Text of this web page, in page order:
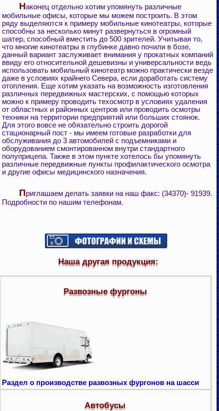
Наконец отдельно хотим упомянуть различные
мобильные офисы, которые мы можем построить. В этом
ряду выделяются к примеру мобильные кинотеатры, которые
способны за несколько минут развернуться в огромный
шатер, способный вместить до 500 зрителей. Учитывая то,
что многие кинотеатры в глубинке давно почили в бозе,
данный вариант заслуживает внимания у прокатных компаний
ввиду его относительной дешевизны и универсальности ведь
использовать мобильный кинотеатр можно практически везде
даже в условиях крайнего Севера, если доработать систему
отопления. Еще хотим указать на возможность изготовления
различных передвижных мастерских, с помощью которых
можно к примеру проводить техосмотр в условиях удаления
от областных и районных центров или проводить осмотры
техники на территории предприятий или больших стоянок.
Для этого вовсе не обязательно строить дорогой
стационарный пост - мы имеем готовые разработки для
обслуживания до 3 автомобилей с подъемниками и
оборудованием смонтированном внутри стандартного
полуприцепа. Также в этом пункте хотелось бы упомянуть
различные передвижные пункты профилактического осмотра
и другие офисы медицинского назначения.
Приглашаем делать заявки на наш факс: (34370)- 91939.
Подробности по нашим телефонам.
Наша другая продукция:
Развозные фургоны
Раздел о производстве развозных фургонов на шасси
Автобусы